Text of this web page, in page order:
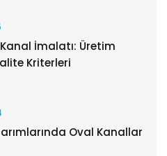
İmalatı: Üretim
Kriterleri
Oval Kanallar